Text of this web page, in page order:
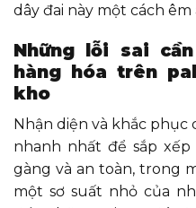
dây đai này một cách êm
Những lỗi sai
hàng hóa trên
kho
Nhận diện và khắc phục
nhanh nhất để sắp
gàng và an toàn, trong
một sơ suất nhỏ của